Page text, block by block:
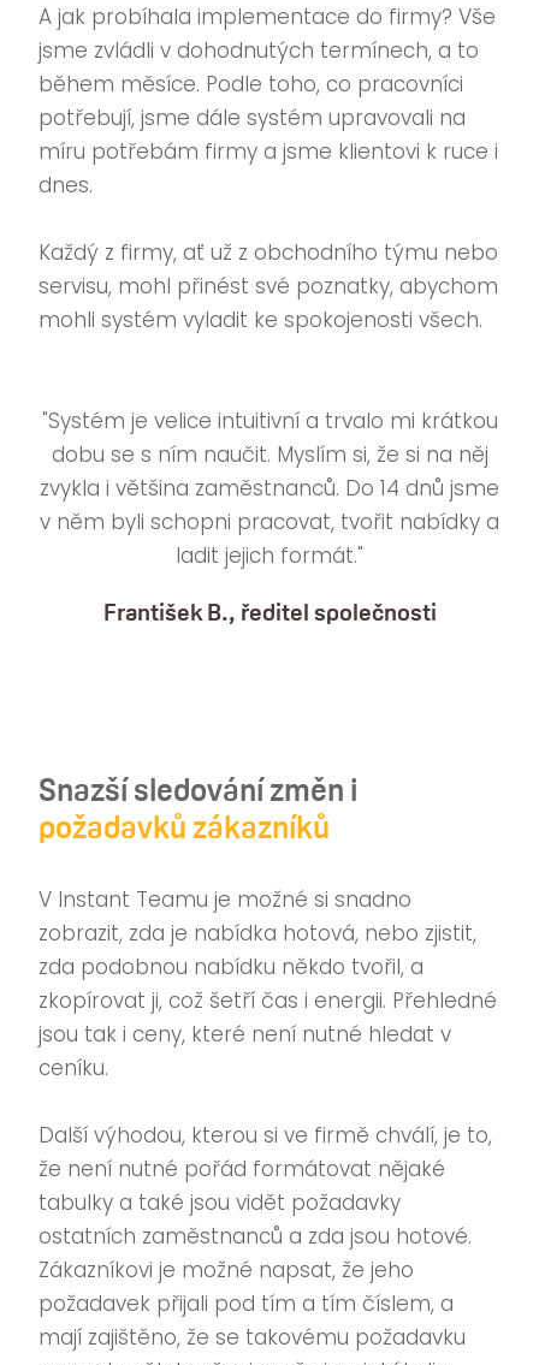
A jak probíhala implementace do firmy? Vše
jsme zvládli v dohodnutých termínech, a to
během měsíce. Podle toho, co pracovníci
potřebují, jsme dále systém upravovali na
míru potřebám firmy a jsme klientovi k ruce i
dnes.
Každý z firmy, ať už z obchodního týmu nebo
servisu, mohl přinést své poznatky, abychom
mohli systém vyladit ke spokojenosti všech.
"Systém je velice intuitivní a trvalo mi krátkou
dobu se s ním naučit. Myslím si, že si na něj
zvykla i většina zaměstnanců. Do 14 dnů jsme
v něm byli schopni pracovat, tvořit nabídky a
ladit jejich formát."
František B., ředitel společnosti
Snazší sledování změn i
požadavků zákazníků
V Instant Teamu je možné si snadno
zobrazit, zda je nabídka hotová, nebo zjistit,
zda podobnou nabídku někdo tvořil, a
zkopírovat ji, což šetří čas i energii. Přehledné
jsou tak i ceny, které není nutné hledat v
ceníku.
Další výhodou, kterou si ve firmě chválí, je to,
že není nutné pořád formátovat nějaké
tabulky a také jsou vidět požadavky
ostatních zaměstnanců a zda jsou hotové.
Zákazníkovi je možné napsat, že jeho
požadavek přijali pod tím a tím číslem, a
mají zajištěno, že se takovému požadavku